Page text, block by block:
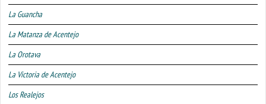
La Guancha
La Matanza de Acentejo
La Orotava
La Victoria de Acentejo
Los Realejos